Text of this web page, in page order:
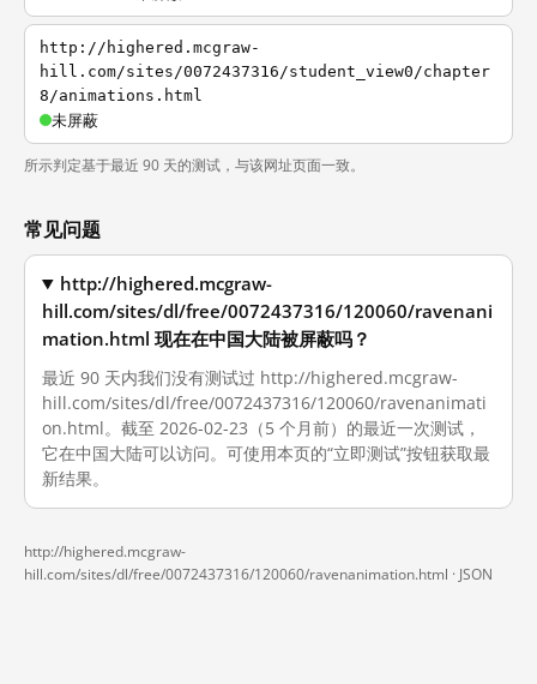
http://highered.mcgraw-
hill.com/sites/0072437316/student_view0/chapter
8/animations.html
未屏蔽
所示判定基于最近 90 天的测试，与该网址页面一致。
常见问题
http://highered.mcgraw-
hill.com/sites/dl/free/0072437316/120060/ravenani
mation.html 现在在中国大陆被屏蔽吗？
最近 90 天内我们没有测试过 http://highered.mcgraw-
hill.com/sites/dl/free/0072437316/120060/ravenanimati
on.html。截至 2026-02-23（5 个月前）的最近一次测试，
它在中国大陆可以访问。可使用本页的“立即测试”按钮获取最
新结果。
http://highered.mcgraw-
hill.com/sites/dl/free/0072437316/120060/ravenanimation.html · JSON